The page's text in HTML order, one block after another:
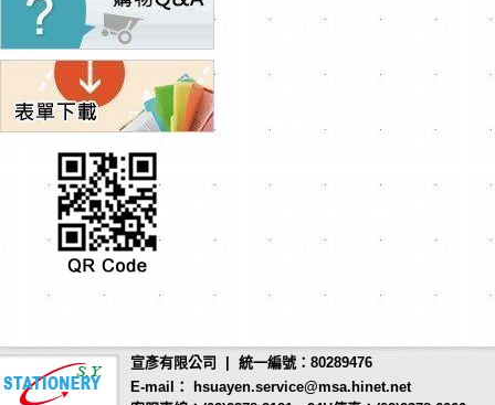
宣彥有限公司 | 統一編號：80289476
E-mail： hsuayen.service@msa.hinet.net